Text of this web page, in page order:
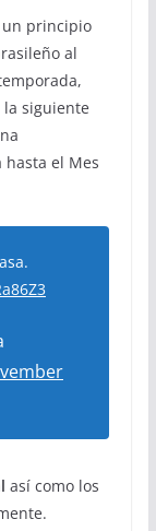
principio
al
siguiente
hasta el Mes
así como los